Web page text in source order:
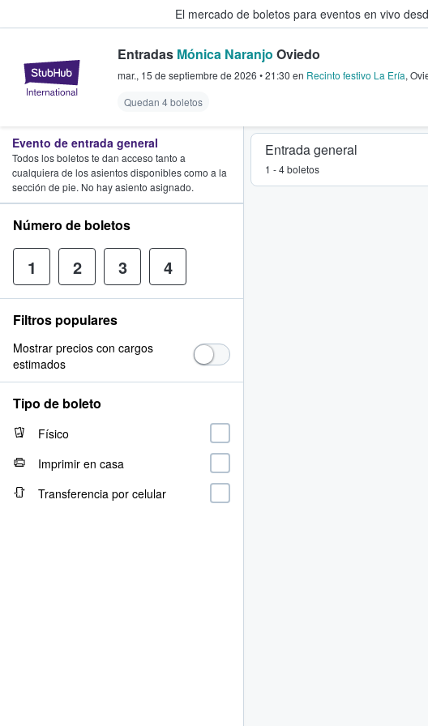
El mercado de boletos para eventos en vivo
StubHub: donde los fans compran y
Entradas Mónica Naranjo Oviedo
mar., 15 de septiembre de 2026 •21:30 en Recinto festivo La Ería,
Quedan 4 boletos
Entrada general
1 - 4 boletos
Evento de entrada general
Todos los boletos te dan acceso tanto a
cualquiera de los asientos disponibles como a la
sección de pie. No hay asiento asignado.
Número de boletos
1 2 3 4
Filtros populares
Mostrar precios con cargos
estimados
Tipo de boleto
Físico
Imprimir en casa
Transferencia por celular